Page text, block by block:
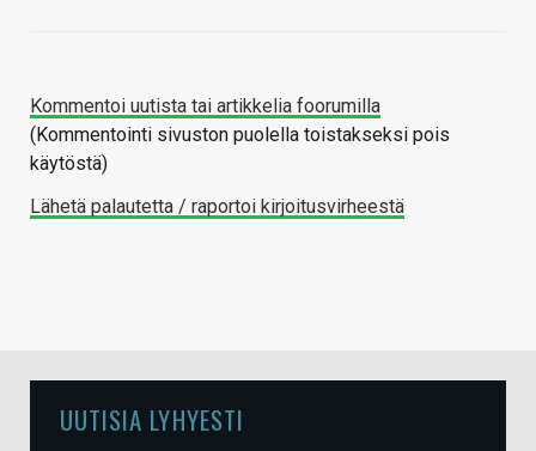
Kommentoi uutista tai artikkelia foorumilla
(Kommentointi sivuston puolella toistakseksi pois
käytöstä)
Lähetä palautetta / raportoi kirjoitusvirheestä
UUTISIA LYHYESTI